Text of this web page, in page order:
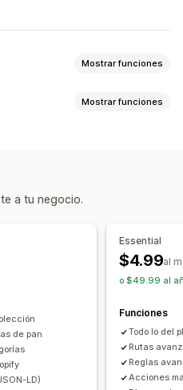
Mostrar funciones
personalizado
Mostrar funciones
a tu negocio.
de pan
LD)
Essential
$4.99al
o $49.99 al
Funciones
Todo lo del
Rutas
Reglas
Acciones